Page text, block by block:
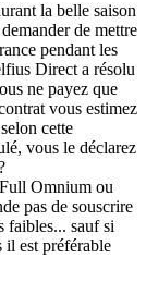
la belle saison
de mettre
pendant les
Direct a résolu
ne payez que
vous estimez
cette
vous le déclarez
Omnium ou
pas de souscrire
faibles... sauf si
il est préférable